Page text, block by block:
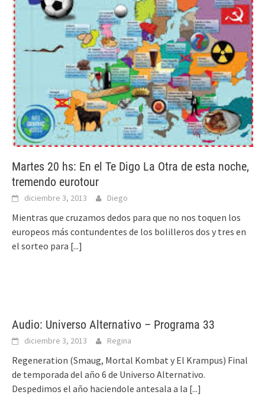
Martes 20 hs: En el Te Digo La Otra de esta noche,
tremendo eurotour
diciembre 3, 2013 Diego
Mientras que cruzamos dedos para que no nos toquen los
europeos más contundentes de los bolilleros dos y tres en
el sorteo para [...]
Audio: Universo Alternativo – Programa 33
diciembre 3, 2013 Regina
Regeneration (Smaug, Mortal Kombat y El Krampus) Final
de temporada del año 6 de Universo Alternativo.
Despedimos el año haciendole antesala a la [...]